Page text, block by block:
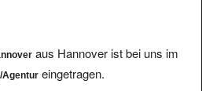
aus Hannover ist bei uns im
Agentur eingetragen.